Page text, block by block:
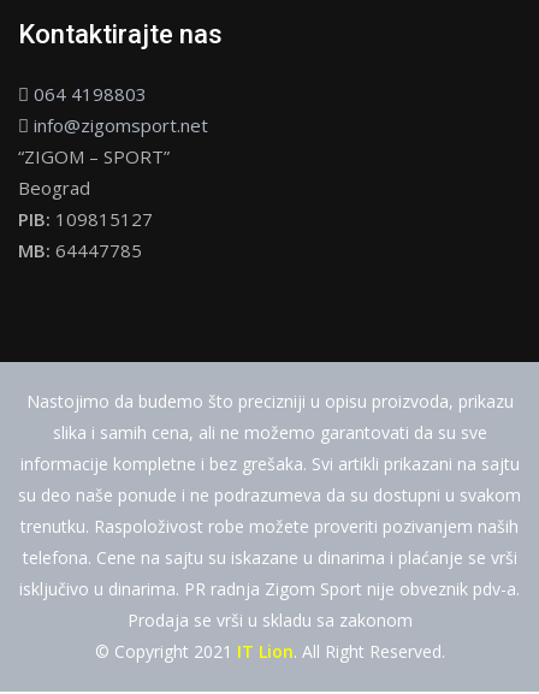
Kontaktirajte nas
064 4198803
info@zigomsport.net
“ZIGOM – SPORT”
Beograd
PIB: 109815127
MB: 64447785
Nastojimo da budemo što precizniji u opisu proizvoda, prikazu
slika i samih cena, ali ne možemo garantovati da su sve
informacije kompletne i bez grešaka. Svi artikli prikazani na sajtu
su deo naše ponude i ne podrazumeva da su dostupni u svakom
trenutku. Raspoloživost robe možete proveriti pozivanjem naših
telefona. Cene na sajtu su iskazane u dinarima i plaćanje se vrši
isključivo u dinarima. PR radnja Zigom Sport nije obveznik pdv-a.
Prodaja se vrši u skladu sa zakonom
© Copyright 2021 IT Lion. All Right Reserved.